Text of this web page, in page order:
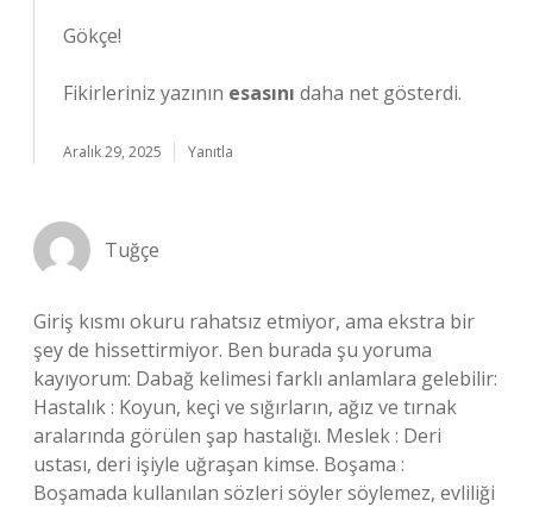
Gökçe!
Fikirleriniz yazının esasını daha net gösterdi.
Aralık 29, 2025 Yanıtla
Tuğçe
Giriş kısmı okuru rahatsız etmiyor, ama ekstra bir
şey de hissettirmiyor. Ben burada şu yoruma
kayıyorum: Dabağ kelimesi farklı anlamlara gelebilir:
Hastalık : Koyun, keçi ve sığırların, ağız ve tırnak
aralarında görülen şap hastalığı. Meslek : Deri
ustası, deri işiyle uğraşan kimse. Boşama :
Boşamada kullanılan sözleri söyler söylemez, evliliği